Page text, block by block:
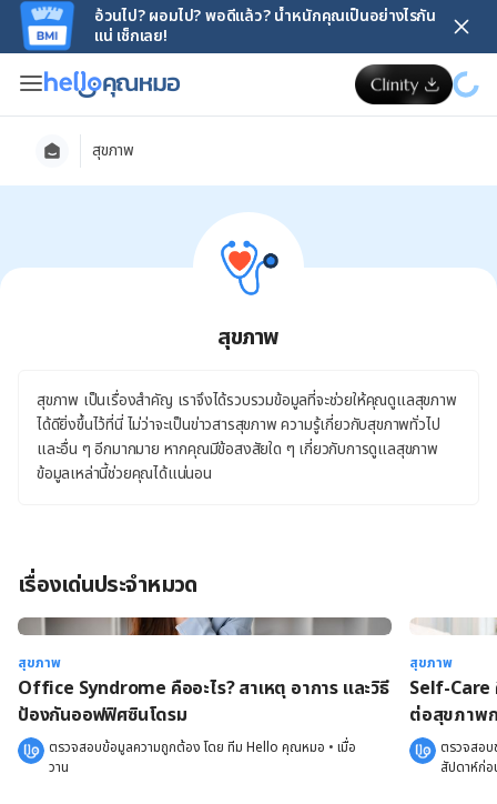
อ้วนไป? ผอมไป? พอดีแล้ว? น้ำหนักคุณเป็นอย่างไรกัน
แน่ เช็กเลย!
สุขภาพ
สุขภาพ
สุขภาพ เป็นเรื่องสำคัญ เราจึงได้รวบรวมข้อมูลที่จะช่วยให้คุณดูแลสุขภาพ
ได้ดียิ่งขึ้นไว้ที่นี่ ไม่ว่าจะเป็นข่าวสารสุขภาพ ความรู้เกี่ยวกับสุขภาพทั่วไป
และอื่น ๆ อีกมากมาย หากคุณมีข้อสงสัยใด ๆ เกี่ยวกับการดูแลสุขภาพ
ข้อมูลเหล่านี้ช่วยคุณได้แน่นอน
เรื่องเด่นประจำหมวด
สุขภาพ
Office Syndrome คืออะไร? สาเหตุ อาการ และวิธี
ป้องกันออฟฟิศซินโดรม
ตรวจสอบข้อมูลความถูกต้อง โดย ทีม Hello คุณหมอ • เมื่ื่อ
วาน
สุขภาพ
Self-Care
ต่อสุขภาพ
ตรวจสอ
สัปดาห์ก่อ